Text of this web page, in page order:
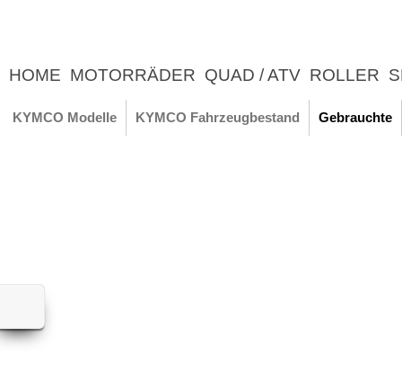
HOME MOTORRÄDER QUAD / ATV ROLLER
UNTERNEHMEN
KYMCO Modelle KYMCO Fahrzeugbestand Gebrauchte